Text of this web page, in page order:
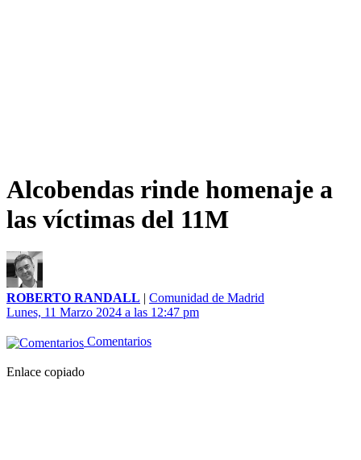
Alcobendas rinde homenaje a
las víctimas del 11M
ROBERTO RANDALL | Comunidad de Madrid
Lunes, 11 Marzo 2024 a las 12:47 pm
Comentarios
Enlace copiado